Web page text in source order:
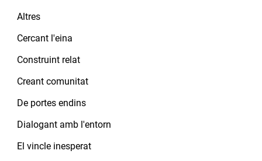
Altres
Cercant l'eina
Construint relat
Creant comunitat
De portes endins
Dialogant amb l'entorn
El vincle inesperat